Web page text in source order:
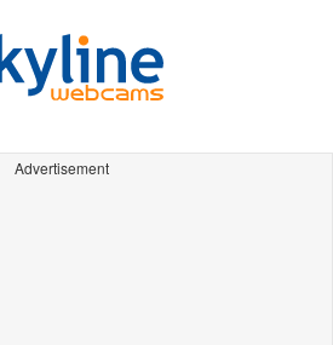
Advertisement